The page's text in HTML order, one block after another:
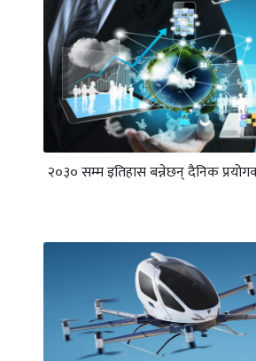
२०३० सम्म इतिहास बन्नेछन् दैनिक